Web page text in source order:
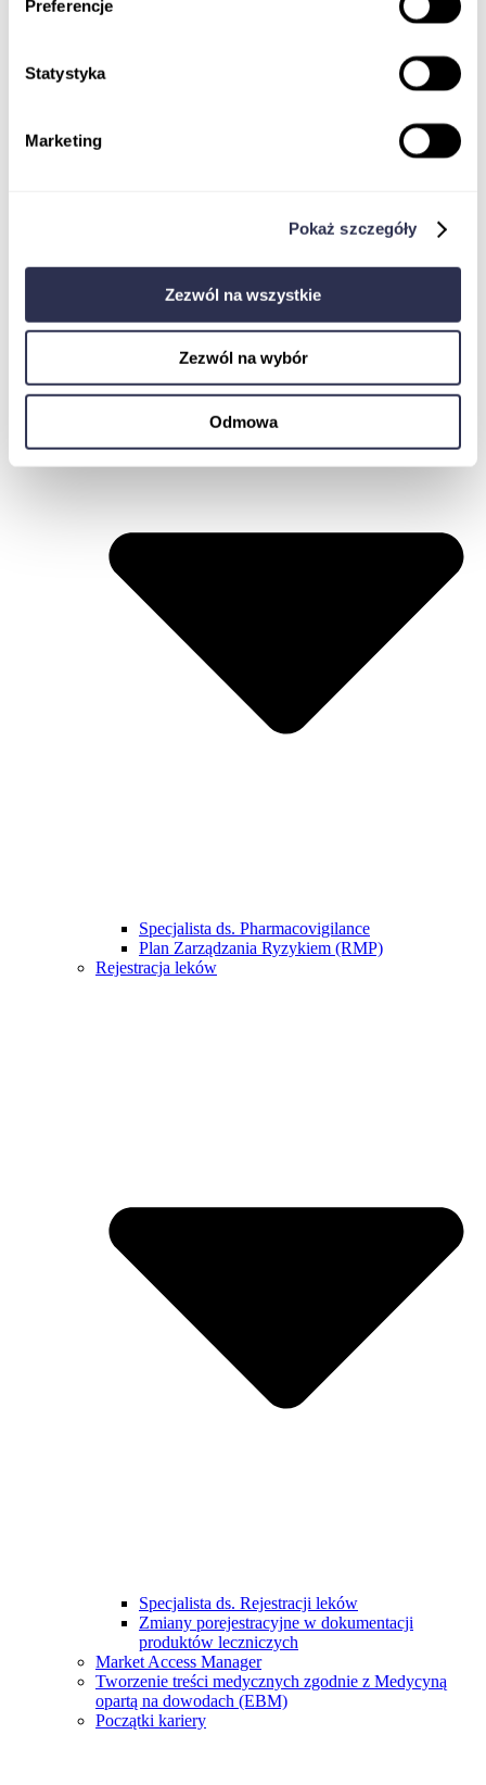
Preferencje
Statystyka
Marketing
Pokaż szczegóły
Zezwól na wszystkie
Zezwól na wybór
Odmowa
Ustawa o badaniach klinicznych
badania klinicznego wyrobu medycznego
Pharmacovigilance
Specjalista ds. Pharmacovigilance
Plan Zarządzania Ryzykiem (RMP)
Rejestracja leków
Specjalista ds. Rejestracji leków
Zmiany porejestracyjne w dokumentacji
produktów leczniczych
Market Access Manager
Tworzenie treści medycznych zgodnie z Medycyną
opartą na dowodach (EBM)
Początki kariery